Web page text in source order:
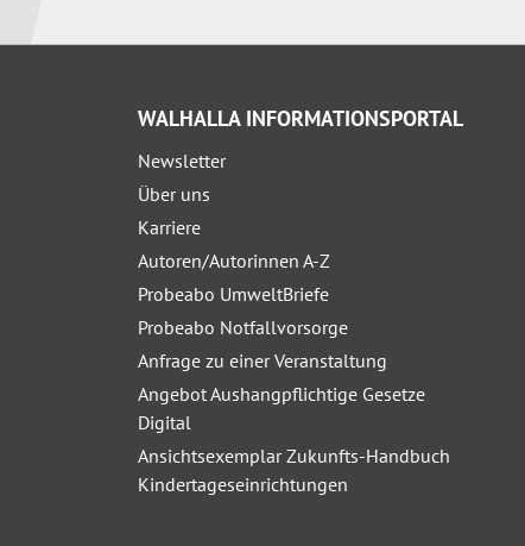
WALHALLA INFORMATIONSPORTAL
Newsletter
Über uns
Karriere
Autoren/Autorinnen A-Z
Probeabo UmweltBriefe
Probeabo Notfallvorsorge
Anfrage zu einer Veranstaltung
Angebot Aushangpflichtige Gesetze
Digital
Ansichtsexemplar Zukunfts-Handbuch
Kindertageseinrichtungen